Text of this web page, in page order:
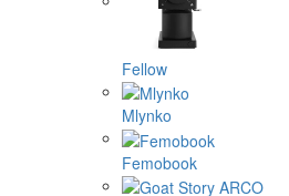
Fellow
Mlynko
Femobook